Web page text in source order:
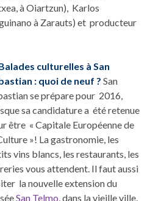
à Oiartzun), Karlos
à Zarauts) et producteur
culturelles à San
: quoi de neuf ? San
se prépare pour 2016,
sa candidature a été retenue
être « Capitale Européenne de
»! La gastronomie, les
vins blancs, les restaurants, les
vous attendent. Il faut aussi
la nouvelle extension du
San Telmo, dans la vieille ville,